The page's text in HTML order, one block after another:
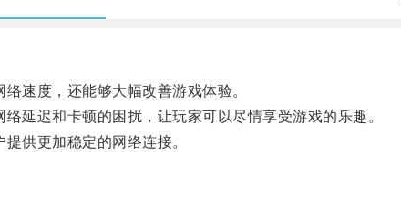
速度，还能够大幅改善游戏体验。
迟和卡顿的困扰，让玩家可以尽情享受游戏的乐趣。
供更加稳定的网络连接。